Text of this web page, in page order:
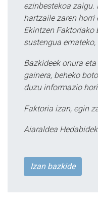
ezinbestekoa zaigu.
hartzaile zaren
Ekintzen Faktoriako
sustengua
Bazkideek onura
gainera, beheko
duzu informazio
Faktoria izan, egin
Aiaraldea
Izan bazkide